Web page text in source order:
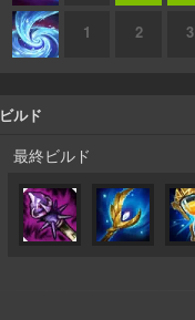
1 2 3
ビルド
最終ビルド